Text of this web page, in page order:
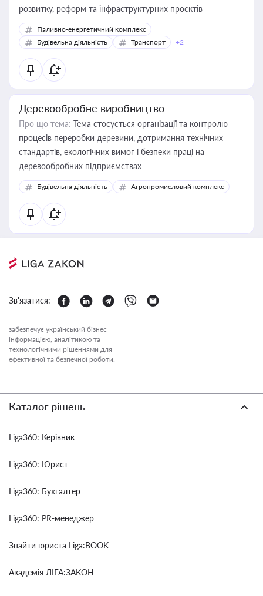
розвитку, реформ та інфраструктурних проєктів
Паливно-енергетичний комплекс
Будівельна діяльність
Транспорт +2
Деревообробне виробництво
Про що тема: Тема стосується організації та контролю
процесів переробки деревини, дотримання технічних
стандартів, екологічних вимог і безпеки праці на
деревообробних підприємствах
Будівельна діяльність Агропромисловий комплекс
Зв'язатися:
забезпечує український бізнес
інформацією, аналітикою та
технологічними рішеннями для
ефективної та безпечної роботи.
Каталог рішень
Liga360: Керівник
Liga360: Юрист
Liga360: Бухгалтер
Liga360: PR-менеджер
Знайти юриста Liga:BOOK
Академія ЛІГА:ЗАКОН